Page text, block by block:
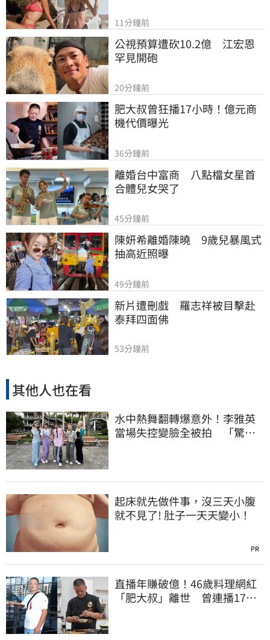
11分鐘前
公視預算遭砍10.2億　江宏恩
罕見開砲
20分鐘前
肥大叔曾狂播17小時！億元商
機代價曝光
36分鐘前
離婚台中富商　八點檔女星首
合體兒女哭了
45分鐘前
陳妍希離婚陳曉　9歲兒暴風式
抽高近照曝
49分鐘前
新片遭刪戲　羅志祥被目擊赴
泰拜四面佛
53分鐘前
其他人也在看
水中熱舞翻轉爆意外！李雅英
當場失控變臉全被拍 「驚人
起床就先做件事，沒三天小腹
就不見了! 肚子一天天變小！
PR
直播年賺破億！46歲料理網紅
「肥大叔」離世 曾連播17小